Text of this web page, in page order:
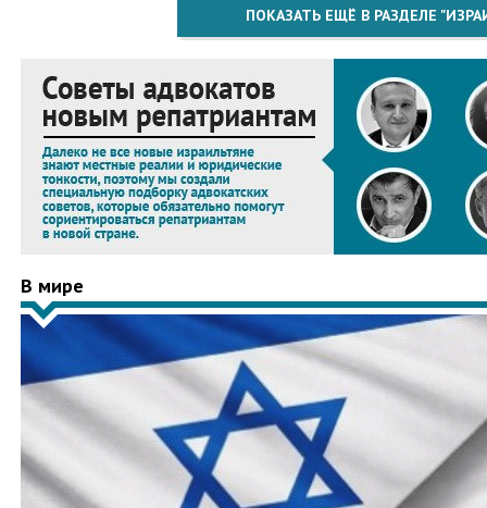
ПОКАЗАТЬ ЕЩЁ В РАЗДЕЛЕ
В мире